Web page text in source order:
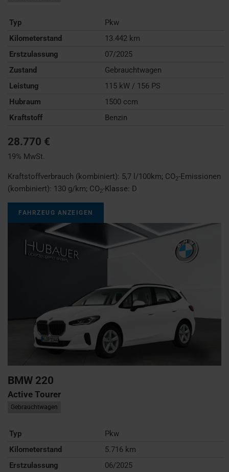
Typ
Pkw
Kilometerstand
13.442 km
Erstzulassung
07/2025
Zustand
Gebrauchtwagen
Leistung
115 kW / 156 PS
Hubraum
1500 ccm
Kraftstoff
Benzin
28.770 €
19% MwSt.
Kraftstoffverbrauch (kombiniert): 5,7 l/100km; CO2-Emissionen
(kombiniert): 130 g/km; CO2-Klasse: D
FAHRZEUG ANZEIGEN
BMW 220
Active Tourer
Gebrauchtwagen
Typ
Pkw
Kilometerstand
5.716 km
Erstzulassung
06/2025